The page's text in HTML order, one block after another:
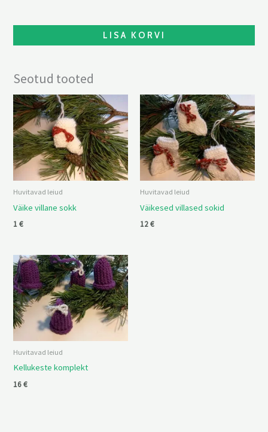
LISA KORVI
Seotud tooted
Huvitavad leiud
Väike villane sokk
1€
Huvitavad leiud
Väikesed villased sokid
12€
Huvitavad leiud
Kellukeste komplekt
16€